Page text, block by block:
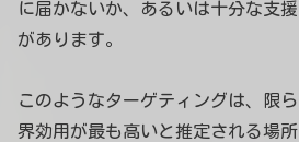
に届かないか、あるいは十分な支
があります。
このようなターゲティングは、限
界効用が最も高いと推定される場